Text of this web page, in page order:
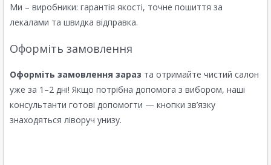
Ми – виробники: гарантія якості, точне пошиття за
лекалами та швидка відправка.
Оформіть замовлення
Оформіть замовлення зараз та отримайте чистий салон
уже за 1–2 дні! Якщо потрібна допомога з вибором, наші
консультанти готові допомогти — кнопки зв’язку
знаходяться ліворуч унизу.